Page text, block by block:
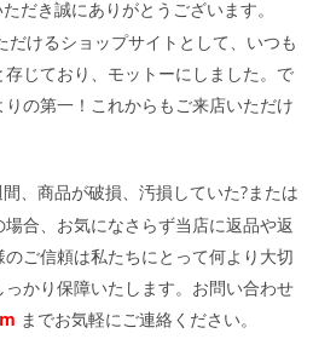
だき誠にありがとうございます。
けるショップサイトとして、いつも
じており、モットーにしました。で
の第一！これからもご来店いただけ
、商品が破損、汚損していた?または
合、お気になさらず当店に返品や返
ご信頼は私たちにとって何より大切
かり保障いたします。お問い合わせ
までお気軽にご連絡ください。